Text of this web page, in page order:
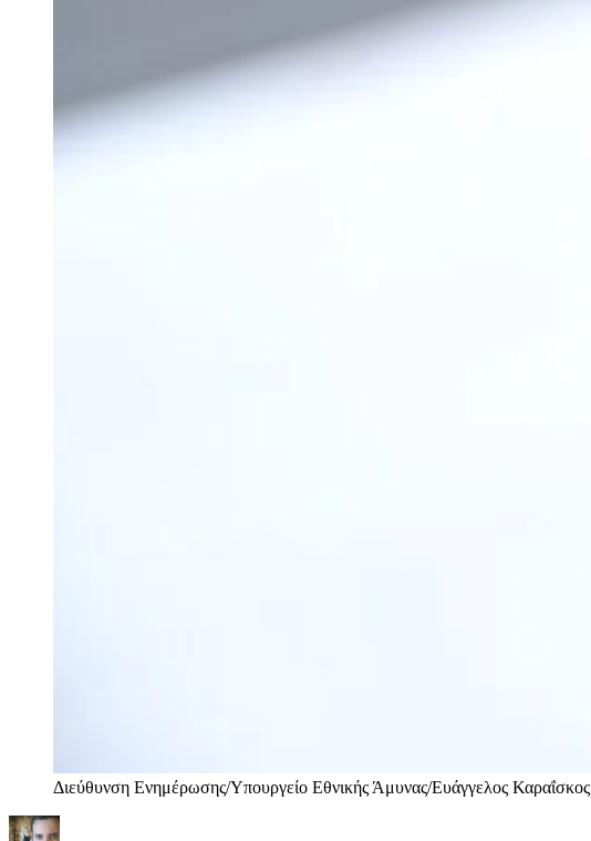
Διεύθυνση Ενημέρωσης/Υπουργείο Εθνικής Άμυνας/Ευάγγελος Καραΐσκος